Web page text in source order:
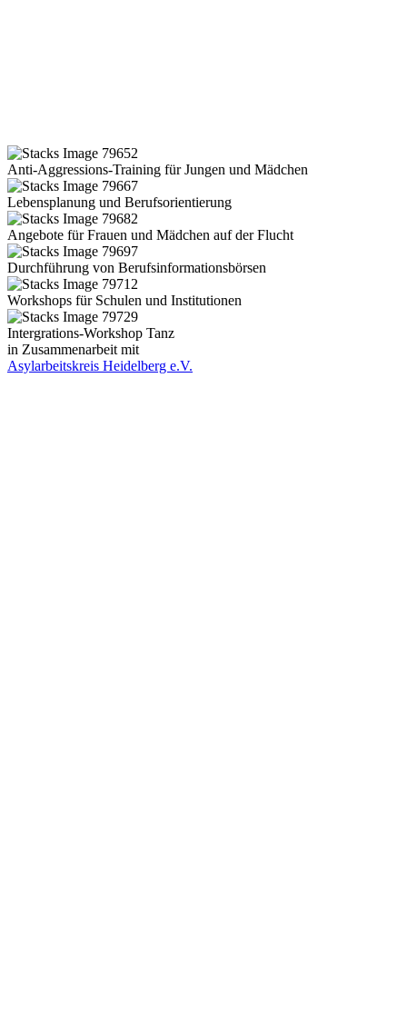
Anti-Aggressions-Training für Jungen und Mädchen
Lebensplanung und Berufsorientierung
Angebote für Frauen und Mädchen auf der Flucht
Durchführung von Berufsinformationsbörsen
Workshops für Schulen und Institutionen
Intergrations-Workshop Tanz
in Zusammenarbeit mit
Asylarbeitskreis Heidelberg e.V.